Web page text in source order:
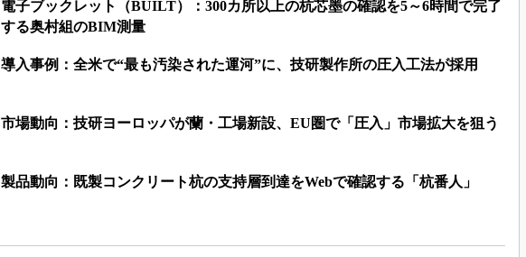
電子ブックレット（BUILT）：300カ所以上の杭芯墨の確認を5～6時間で完了
する奥村組のBIM測量
導入事例：全米で“最も汚染された運河”に、技研製作所の圧入工法が採用
市場動向：技研ヨーロッパが蘭・工場新設、EU圏で「圧入」市場拡大を狙う
製品動向：既製コンクリート杭の支持層到達をWebで確認する「杭番人」